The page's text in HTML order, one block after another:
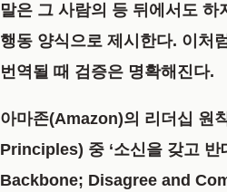
말은 그 사람의 등 뒤에서도 하
행동 양식으로 제시한다. 이처
번역될 때 검증은 명확해진다.
아마존(Amazon)의 리더십 원
Principles) 중 ‘소신을 갖고
Backbone; Disagree and